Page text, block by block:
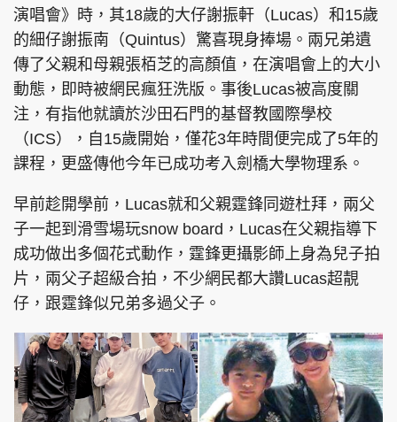
演唱會》時，其18歲的大仔謝振軒（Lucas）和15歲
的細仔謝振南（Quintus）驚喜現身捧場。兩兄弟遺
傳了父親和母親張栢芝的高顏值，在演唱會上的大小
動態，即時被網民瘋狂洗版。事後Lucas被高度關
注，有指他就讀於沙田石門的基督教國際學校
（ICS），自15歲開始，僅花3年時間便完成了5年的
課程，更盛傳他今年已成功考入劍橋大學物理系。
早前趁開學前，Lucas就和父親霆鋒同遊杜拜，兩父
子一起到滑雪場玩snow board，Lucas在父親指導下
成功做出多個花式動作，霆鋒更攝影師上身為兒子拍
片，兩父子超級合拍，不少網民都大讚Lucas超靚
仔，跟霆鋒似兄弟多過父子。